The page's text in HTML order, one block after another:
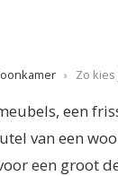
› Zo
een
van een
een groot